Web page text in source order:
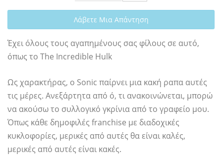
Λάβετε Μια Απάντηση
Έχει όλους τους αγαπημένους σας φίλους σε αυτό,
όπως το The Incredible Hulk
Ως χαρακτήρας, ο Sonic παίρνει μια κακή ραπα αυτές
τις μέρες. Ανεξάρτητα από ό, τι ανακοινώνεται, μπορώ
να ακούσω το συλλογικό γκρίνια από το γραφείο μου.
Όπως κάθε δημοφιλές franchise με διαδοχικές
κυκλοφορίες, μερικές από αυτές θα είναι καλές,
μερικές από αυτές είναι κακές.